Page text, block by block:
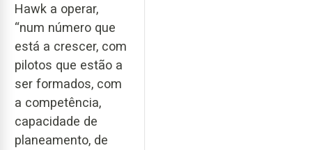
Hawk a operar,
“num número que
está a crescer, com
pilotos que estão a
ser formados, com
a competência,
capacidade de
planeamento, de